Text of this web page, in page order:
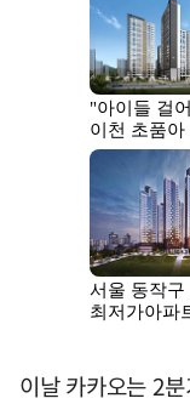
이날 카카오는 2